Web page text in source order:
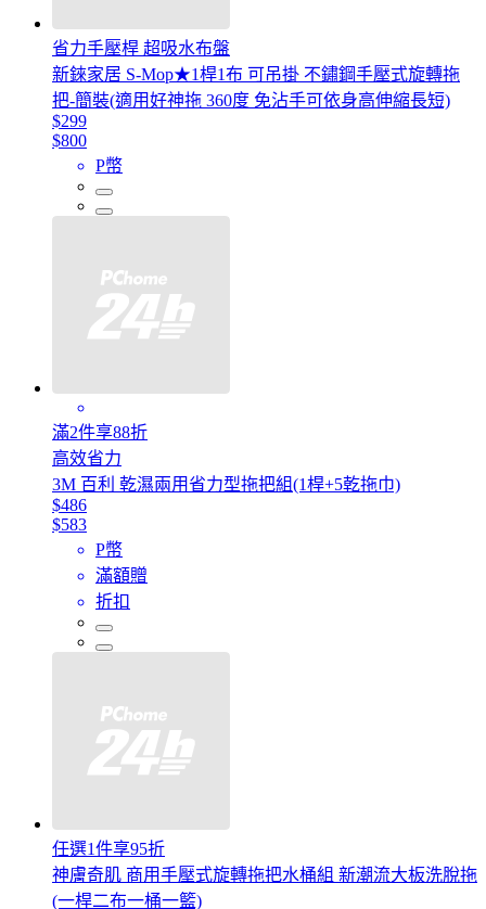
省力手壓桿 超吸水布盤
新錸家居 S-Mop★1桿1布 可吊掛 不鏽鋼手壓式旋轉拖
把-簡裝(適用好神拖 360度 免沾手可依身高伸縮長短)
$299
$800
P幣
滿2件享88折
高效省力
3M 百利 乾濕兩用省力型拖把組(1桿+5乾拖巾)
$486
$583
P幣
滿額贈
折扣
任選1件享95折
神膚奇肌 商用手壓式旋轉拖把水桶組 新潮流大板洗脫拖
(一桿二布一桶一籃)